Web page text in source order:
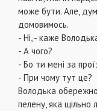
може бути. Але,
домовимось.
- Ні, - каже
- А чого?
- Бо ти мені за
- При чому тут це?
Володька
пелену, яка щільно